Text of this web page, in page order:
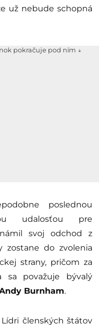
už nebude schopná
pokračuje pod ním ↓
poslednou
udalosťou pre
svoj odchod z
zostane do zvolenia
strany, pričom za
sa považuje bývalý
Burnham.
členských štátov